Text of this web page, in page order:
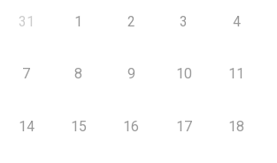
31 1 2 3 4
7 8 9 10 11
14 15 16 17 18